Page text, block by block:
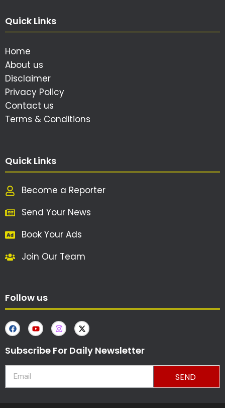
Quick Links
Home
About us
Disclaimer
Privacy Policy
Contact us
Terms & Conditions
Quick Links
Become a Reporter
Send Your News
Book Your Ads
Join Our Team
Follow us
Subscribe For Daily Newsletter
SEND